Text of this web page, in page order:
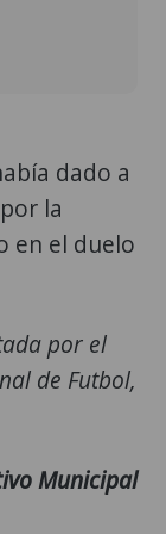
dado a
la
en el duelo
por el
de Futbol,
Municipal